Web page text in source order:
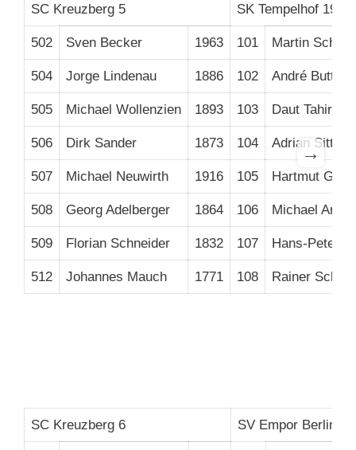
SC Kreuzberg 5 SK Tempelhof 1931
502 Sven Becker 1963 101 Martin
504 Jorge Lindenau 1886 102 André Buttkus
505 Michael Wollenzien 1893 103 Daut Tahiri
506 Dirk Sander 1873 104 Adrian Sitte
507 Michael Neuwirth 1916 105 Hartmut
508 Georg Adelberger 1864 106 Michael
509 Florian Schneider 1832 107 Hans-Peter
512 Johannes Mauch 1771 108 Rainer
→
SC Kreuzberg 6 SV Empor Berlin 2